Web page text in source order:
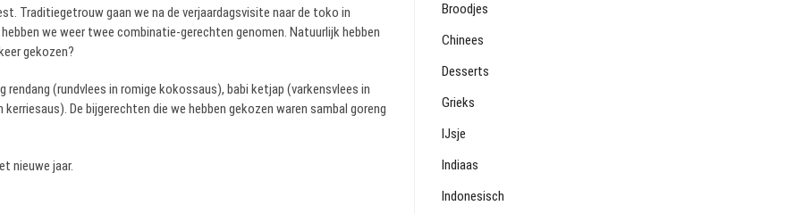
Traditiegetrouw gaan we na de verjaardagsvisite naar de toko in
we weer twee combinatie-gerechten genomen. Natuurlijk hebben
gekozen?
rendang (rundvlees in romige kokossaus), babi ketjap (varkensvlees in
De bijgerechten die we hebben gekozen waren sambal goreng
nieuwe jaar.
Broodjes
Chinees
Desserts
Grieks
IJsje
Indiaas
Indonesisch